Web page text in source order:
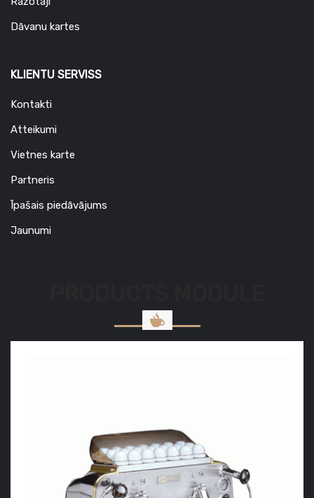
Dāvanu kartes
KLIENTU SERVISS
Kontakti
Atteikumi
Vietnes karte
Partneris
Īpašais piedāvājums
Jaunumi